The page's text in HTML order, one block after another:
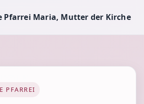
Pfarrei Maria, Mutter der Kirche
PFARREI